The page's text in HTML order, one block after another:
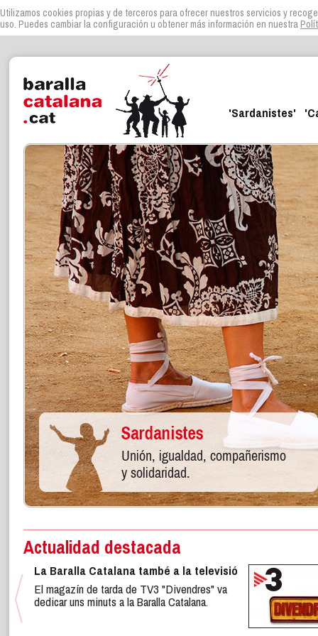
Utilizamos cookies propias y de terceros para ofrecer nuestros servicios y
uso. Puedes cambiar la configuración u obtener más información en nuestra
'Sardanistes'
Actualidad destacada
La Baralla Catalana també a la televisió
El magazín de tarda de TV3 "Divendres" va
dedicar uns minuts a la Baralla Catalana.